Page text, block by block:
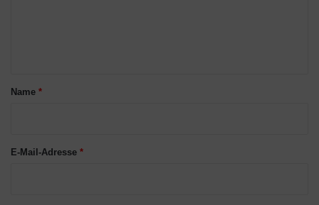
aName *
E-Mail-Adresse *